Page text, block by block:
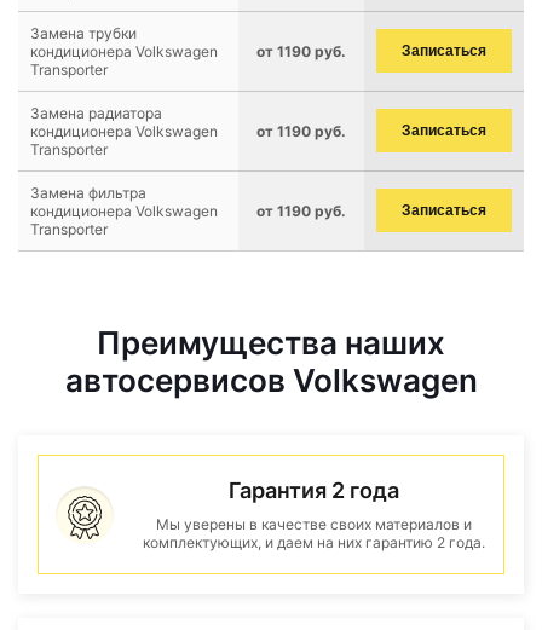
Замена трубки
кондиционера Volkswagen
Transporter
от 1190 руб. Записаться
Замена радиатора
кондиционера Volkswagen
Transporter
от 1190 руб. Записаться
Замена фильтра
кондиционера Volkswagen
Transporter
от 1190 руб. Записаться
Преимущества наших
автосервисов Volkswagen
Гарантия 2 года
Мы уверены в качестве своих материалов и
комплектующих, и даем на них гарантию 2 года.